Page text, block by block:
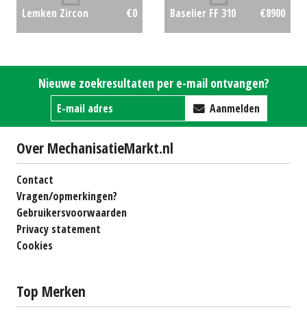
Lemken Zircon €0 Baselier FF 310 €8900
Nieuwe zoekresultaten per e-mail ontvangen?
Aanmelden
Over MechanisatieMarkt.nl
Contact
Vragen/opmerkingen?
Gebruikersvoorwaarden
Privacy statement
Cookies
Top Merken